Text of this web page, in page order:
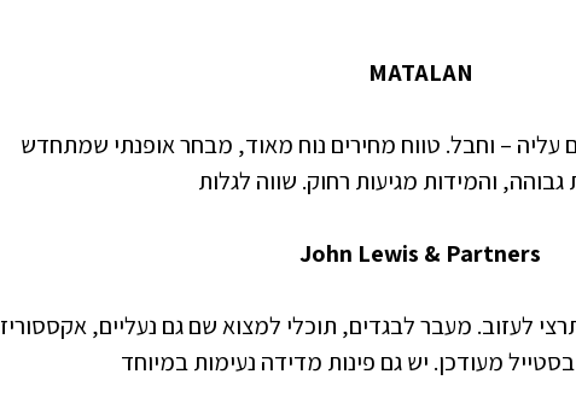
MATALAN
– וחבל. טווח מחירים נוח מאוד, מבחר אופנתי שמתחדש
גבוהה, והמידות מגיעות רחוק. שווה לגלות
John Lewis & Partners
לעזוב. מעבר לבגדים, תוכלי למצוא שם גם נעליים, אקססוריז
בסטייל מעודכן. יש גם פינות מדידה נעימות במיוחד